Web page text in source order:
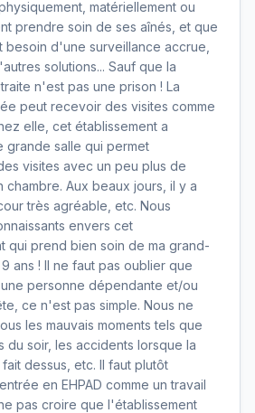
matériellement ou
prendre soin de ses aînés, et que
besoin d'une surveillance accrue,
solutions... Sauf que la
n'est pas une prison ! La
peut recevoir des visites comme
elle, cet établissement a
grande salle qui permet
visites avec un peu plus de
chambre. Aux beaux jours, il y a
très agréable, etc. Nous
envers cet
qui prend bien soin de ma grand-
ans ! Il ne faut pas oublier que
personne dépendante et/ou
ce n'est pas simple. Nous ne
les mauvais moments tels que
du soir, les accidents lorsque la
dessus, etc. Il faut plutôt
en EHPAD comme un travail
pas croire que l'établissement